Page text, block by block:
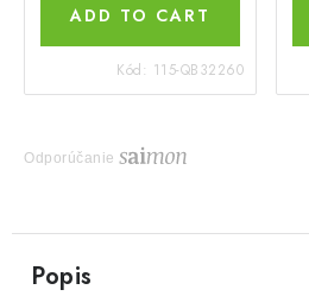
ADD TO CART
Kód: 115-QB32260
Odporúčanie
Popis